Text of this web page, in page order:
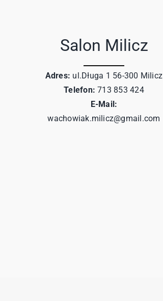
Salon Milicz
Adres: ul.Długa 1 56-300 Milicz
Telefon: 713 853 424
E-Mail:
wachowiak.milicz@gmail.com